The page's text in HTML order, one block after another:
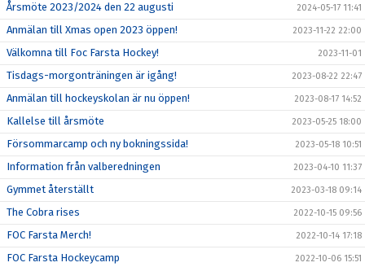
Årsmöte 2023/2024 den 22 augusti 2024-05-17 11:41
Anmälan till Xmas open 2023 öppen! 2023-11-22 22:00
Välkomna till Foc Farsta Hockey! 2023-11-01
Tisdags-morgonträningen är igång! 2023-08-22 22:47
Anmälan till hockeyskolan är nu öppen! 2023-08-17 14:52
Kallelse till årsmöte 2023-05-25 18:00
Försommarcamp och ny bokningssida! 2023-05-18 10:51
Information från valberedningen 2023-04-10 11:37
Gymmet återställt 2023-03-18 09:14
The Cobra rises 2022-10-15 09:56
FOC Farsta Merch! 2022-10-14 17:18
FOC Farsta Hockeycamp 2022-10-06 15:51